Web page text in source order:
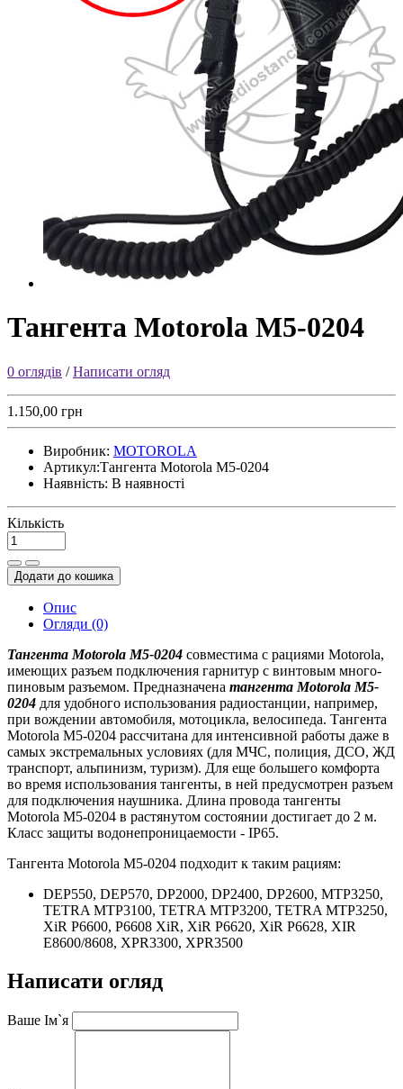
Тангента Motorola M5-0204
0 оглядів /Написати огляд
1.150,00 грн
Виробник: MOTOROLA
Артикул:Тангента Motorola M5-0204
Наявність: В наявності
Кількість
Додати до кошика
Опис
Огляди (0)
Тангента Motorola M5-0204 совместима с рациями Motorola,
имеющих разъем подключения гарнитур с винтовым много-
пиновым разъемом. Предназначена тангента Motorola M5-
0204 для удобного использования радиостанции, например,
при вождении автомобиля, мотоцикла, велосипеда. Тангента
Motorola M5-0204 рассчитана для интенсивной работы даже в
самых экстремальных условиях (для МЧС, полиция, ДСО, ЖД
транспорт, альпинизм, туризм). Для еще большего комфорта
во время использования тангенты, в ней предусмотрен разъем
для подключения наушника. Длина провода тангенты
Motorola M5-0204 в растянутом состоянии достигает до 2 м.
Класс защиты водонепроницаемости - IP65.
Тангента Motorola M5-0204 подходит к таким рациям:
DEP550, DEP570, DP2000, DP2400, DP2600, MTP3250,
TETRA MTP3100, TETRA MTP3200, TETRA MTP3250,
XiR P6600, P6608 XiR, XiR P6620, XiR P6628, XIR
E8600/8608, XPR3300, XPR3500
Написати огляд
Ваше Ім`я